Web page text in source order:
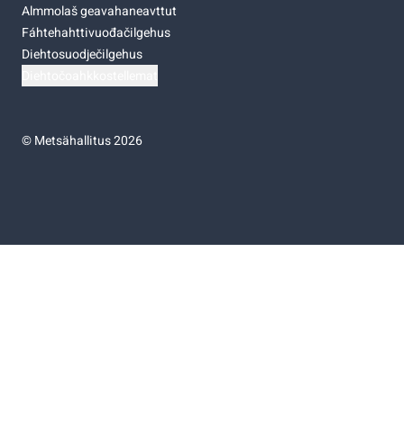
Almmolaš geavahaneavttut
Fáhtehahttivuođačilgehus
Diehtosuodječilgehus
©Metsähallitus 2026